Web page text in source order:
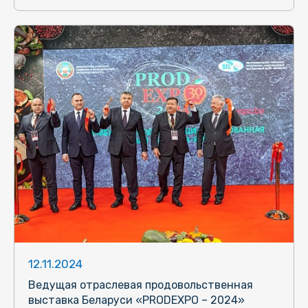
12.11.2024
Ведущая отраслевая продовольственная
выставка Беларуси «PRODEXPO – 2024»